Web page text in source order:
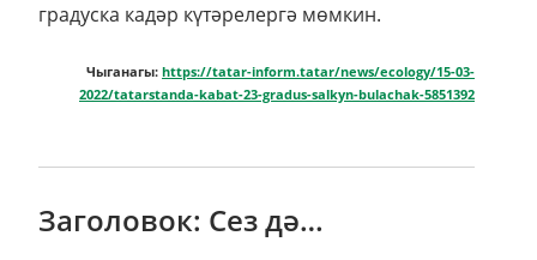
градуска кадәр күтәрелергә мөмкин.
Чыганагы: https://tatar-inform.tatar/news/ecology/15-03-
2022/tatarstanda-kabat-23-gradus-salkyn-bulachak-5851392
Заголовок: Сез дә…